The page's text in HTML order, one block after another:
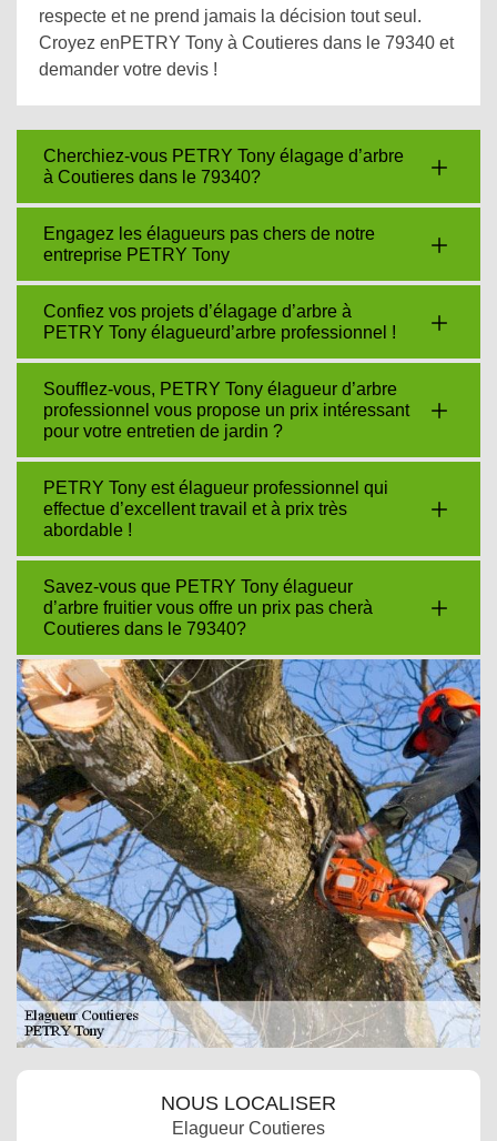
respecte et ne prend jamais la décision tout seul.
Croyez enPETRY Tony à Coutieres dans le 79340 et
demander votre devis !
Cherchiez-vous PETRY Tony élagage d’arbre
à Coutieres dans le 79340?
Engagez les élagueurs pas chers de notre
entreprise PETRY Tony
Confiez vos projets d’élagage d’arbre à
PETRY Tony élagueurd’arbre professionnel !
Soufflez-vous, PETRY Tony élagueur d’arbre
professionnel vous propose un prix intéressant
pour votre entretien de jardin ?
PETRY Tony est élagueur professionnel qui
effectue d’excellent travail et à prix très
abordable !
Savez-vous que PETRY Tony élagueur
d’arbre fruitier vous offre un prix pas cherà
Coutieres dans le 79340?
NOUS LOCALISER
Elagueur Coutieres